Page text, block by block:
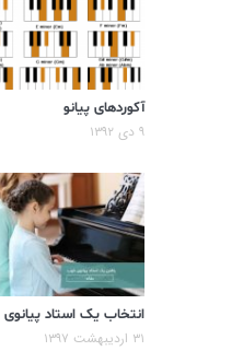
آکوردهای پیانو
۹ دی ۱۳۹۲
انتخاب یک استاد
۳۱ اردیبهشت ۱۳۹۷